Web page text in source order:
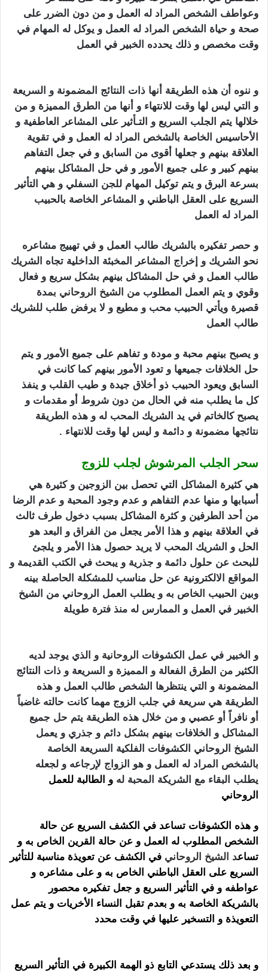
وعواطف الشخص المراد له العمل و من دون الضرر على
صحة و حياة الشخص المراد له العمل و يوكل له المهام في
وقت مخصص و ذلك يحدده الخبير في العمل
و ننوه أن هذه الطريقة أنها ذات النتائج المضمونة و السريعة
و التي ليس لها وقت للانتهاء و أنها من الطرق المميزة و من
خلالها يتم الجلب السريع و التـأثير على المشاعر العاطفية و
الأحاسيس الخاصة بالشخص المراد له العمل و في تقوية
العلاقة بينهم و جعلها أقوى من السابق و في جعل التفاهم
بينهم كبير و على جميع الأمور و في حل المشاكل بينهم
بسرعة البرق و يتم توكيل المهام للجن السفلي و هي التأثير
السريع على العقل الباطني و المشاعر الخاصة بالحبيب
المراد له العمل
و حصر تفكيره بالشريك طالب العمل و في تهييج مشاعره
نحو الشريك و إخراج المشاعر المخبئة الداخلية تجاه الشريك
طالب العمل و في حل المشاكل بينهم بشكل سريع و فعال
وقوي و يتم العمل المطلوب من الشيخ الروحاني بمدة
قصيرة ويأتي الحبيب محب و مطيع و لا يرفض طلب للشريك
طالب العمل
و يصبح بينهم محبة و مودة و تفاهم على جميع الأمور و يتم
حل الخلافات جميعها و تعود الأمور بينهم كما كانت في
السابق ويعود الحبيب ذو أخلاق جيدة و طيب القلب و ينفذ
كل ما يطلب منه في الحال من دون شروط أو مقدمات و
يصبح كالخاتم في يد الشريك المحب له و هذه الطريقة
نتائجها مضمونة و دائمة و ليس لها وقت للانتهاء .
سحر الجلب المرشوش لجلب للزوج
هي كثيرة المشاكل التي تحصل بين الزوجين و كثيرة هي
أسبابها و منها عدم التفاهم و عدم وجود المحبة و عدم الرضا
من أحد الطرفين و كثرة المشاكل بسبب دخول طرف ثالث
في العلاقة بينهم و هذا الأمر يجعل من الفراق و البعد هو
الحل و الشريك المحب لا يريد حصول هذا الأمر و يلجئ
للبحث عن حلول دائمة و جذرية و يبحث في الكتب القديمة و
المواقع الالكترونية عن حل مناسب للمشكلة الحاصلة بينه
وبين الحبيب الخاص به و يطلب العمل الروحاني من الشيخ
الخبير في العمل و الممارس له منذ فترة طويلة
و الخبير في عمل الكشوفات الروحانية و الذي يوجد لديه
الكثير من الطرق الفعالة و المميزة و السريعة و ذات النتائج
المضمونة و التي ينتظرها الشخص طالب العمل و هذه
الطريقة هي سريعة في جلب الزوج مهما كانت حالته غاضباً
أو نافراً أو عصبي و من خلال هذه الطريقة يتم حل جميع
المشاكل و الخلافات بينهم بشكل دائم و جذري و يعمل
الشيخ الروحاني الكشوفات الفلكية السريعة الخاصة
بالشخص المراد له العمل و هو الزواج لإرجاعه و لجعله
يطلب البقاء مع الشريكة المحبة له و الطالبة للعمل
الروحاني
و هذه الكشوفات تساعد في الكشف السريع عن حالة
الشخص المطلوب له العمل و عن حالة القرين الخاص به و
تساعد الشيخ الروحاني في الكشف عن تعويذة مناسبة للتأثير
السريع على العقل الباطني الخاص به و على مشاعره و
عواطفه و في التأثير السريع و جعل تفكيره محصور
بالشريكة الخاصة به و بعدم تقبل النساء الأخريات و يتم عمل
التعويذة و التسخير عليها في وقت محدد
و بعد ذلك يستدعي التابع ذو الهمة الكبيرة في التأثير السريع